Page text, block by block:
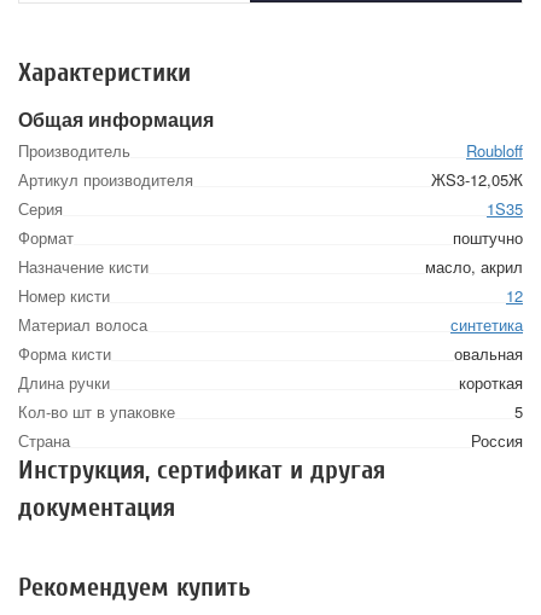
Характеристики
Общая информация
Производитель
Roubloff
Артикул производителя
ЖS3-12,05Ж
Серия
1S35
Формат
поштучно
Назначение кисти
масло, акрил
Номер кисти
12
Материал волоса
синтетика
Форма кисти
овальная
Длина ручки
короткая
Кол-во шт в упаковке
5
Страна
Россия
Инструкция, сертификат и другая
документация
Рекомендуем купить